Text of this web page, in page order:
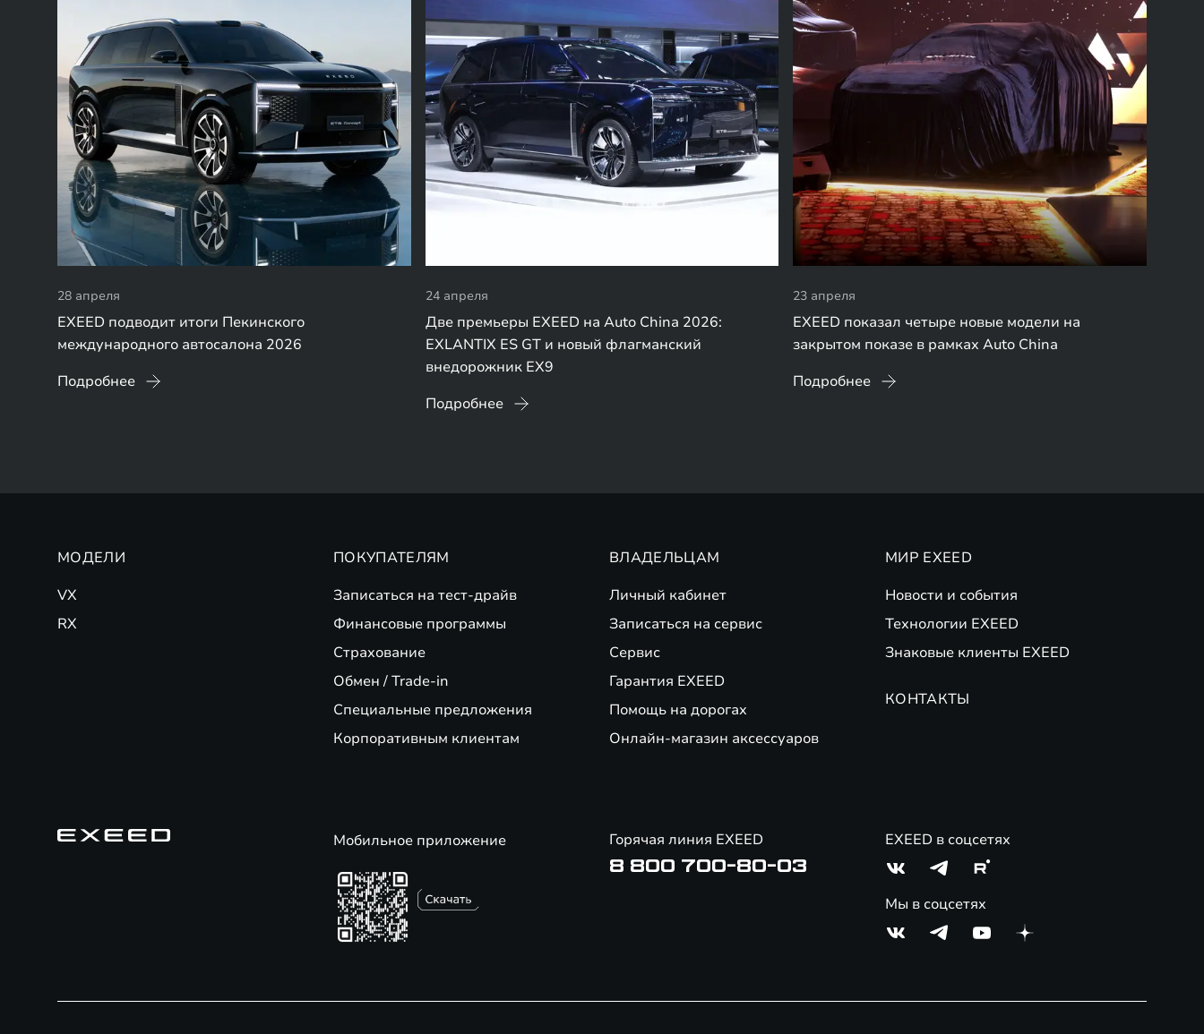
28 апреля
EXEED подводит итоги Пекинского
международного автосалона 2026
Подробнее
24 апреля
Две премьеры EXEED на Auto China 2026:
EXLANTIX ES GT и новый флагманский
внедорожник EX9
Подробнее
23 апреля
EXEED показал четыре новые модели на
закрытом показе в рамках Auto China
Подробнее
МОДЕЛИ
VX
RX
ПОКУПАТЕЛЯМ
Записаться на тест-драйв
Финансовые программы
Страхование
Обмен / Trade-in
Специальные предложения
Корпоративным клиентам
ВЛАДЕЛЬЦАМ
Личный кабинет
Записаться на сервис
Сервис
Гарантия EXEED
Помощь на дорогах
Онлайн-магазин аксессуаров
МИР EXEED
Новости и события
Технологии EXEED
Знаковые клиенты EXEED
КОНТАКТЫ
Мобильное приложение Горячая линия EXEED
8 800 700-80-03
EXEED в соцсетях
Мы в соцсетях